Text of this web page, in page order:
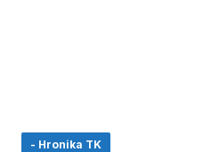
- Hronika TK